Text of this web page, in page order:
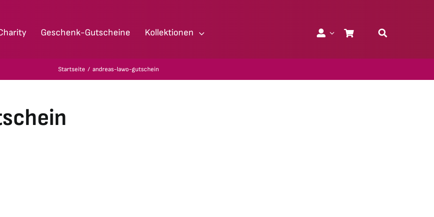
Geschenk-Gutscheine Kollektionen
Startseite andreas-lawo-gutschein